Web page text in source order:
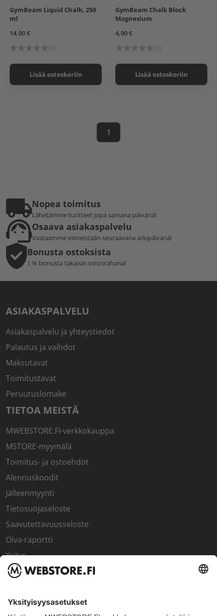
GymBeam Liquid Chalk, 250
ml
14,90 €
Lisää ostoskoriin
GymBeam Chalk Block
Magnesium
4,90 €
Lisää ostoskoriin
1
Nopea toimitus
Lähetämme tuotteet jopa samana päivänä!
Osaava asiakaspalvelu
Vastaamme viimeistään seuraavana arkipäivänä!
Bonusta ostoksista
1 % bonusta takaisin ostosrahana!
ASIAKASPALVELU
Asiakaspalvelu ja yhteystiedot
Palautus ja vaihdot
Maksutavat
Toimitustavat
Peruutuslomake
TIETOA MEISTÄ
MWEBSTORE.FI-verkkokauppa
MSTORE-myymälä
Toimitus- ja ostoehdot
Alennuskoodit
Jälleenmyynti
Tietosuojaseloste
Saavutettavuusseloste
Oiva-raportti
Yritys
SISÄPIIRI
Sisäpiirin bonusohjelma